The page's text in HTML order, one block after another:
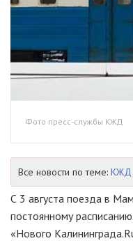
Фото пресс-службы КЖД
Все новости по теме: КЖД
С 3 августа поезда в
постоянному
«Нового